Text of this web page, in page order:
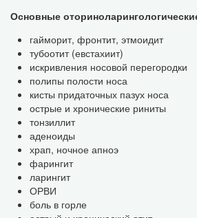
Основные
гайморит, фронтит, этмоидит
тубоотит (евстахиит)
искривления носовой перегородки
полипы полости носа
кисты придаточных пазух носа
острые и хронические риниты
тонзиллит
аденоиды
храп, ночное апноэ
фарингит
ларингит
ОРВИ
боль в горле